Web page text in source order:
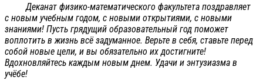
Деканат физико-математического факультета поздравляет
с новым учебным годом, с новыми открытиями, с новыми
знаниями! Пусть грядущий образовательный год поможет
воплотить в жизнь всё задуманное. Верьте в себя, ставьте перед
собой новые цели, и вы обязательно их достигните!
Вдохновляйтесь каждым новым днем. Удачи и энтузиазма в
учёбе!